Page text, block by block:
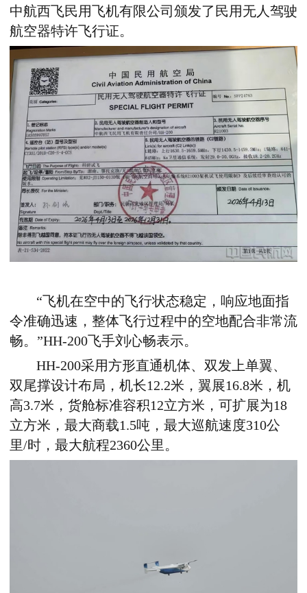
中航西飞民用飞机有限公司颁发了民用无人驾驶
航空器特许飞行证。
“飞机在空中的飞行状态稳定，响应地面指
令准确迅速，整体飞行过程中的空地配合非常流
畅。”HH-200飞手刘心畅表示。
HH-200采用方形直通机体、双发上单翼、
双尾撑设计布局，机长12.2米，翼展16.8米，机
高3.7米，货舱标准容积12立方米，可扩展为18
立方米，最大商载1.5吨，最大巡航速度310公
里/时，最大航程2360公里。